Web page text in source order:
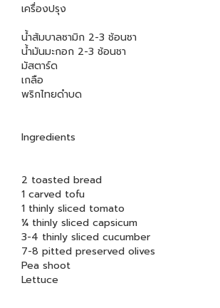
เครื่องปรุง
น้ำส้มบาลซามิก 2-3 ช้อนชา
น้ำมันมะกอก 2-3 ช้อนชา
มัสตาร์ด
เกลือ
พริกไทยดำบด
Ingredients
2 toasted bread
1 carved tofu
1 thinly sliced tomato
¼ thinly sliced capsicum
3-4 thinly sliced cucumber
7-8 pitted preserved olives
Pea shoot
Lettuce